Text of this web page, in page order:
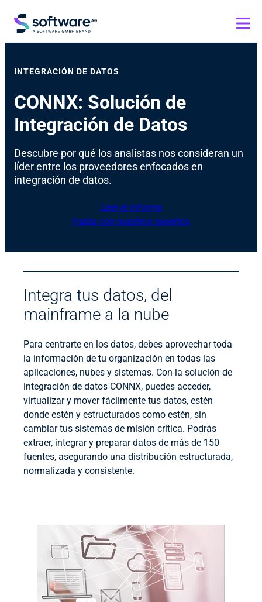
INTEGRACIÓN DE DATOS
CONNX: Solución de
Integración de Datos
Descubre por qué los analistas nos consideran un
líder entre los proveedores enfocados en
integración de datos.
Leer el informe
Habla con nuestros expertos
Integra tus datos, del
mainframe a la nube
Para centrarte en los datos, debes aprovechar toda
la información de tu organización en todas las
aplicaciones, nubes y sistemas. Con la solución de
integración de datos CONNX, puedes acceder,
virtualizar y mover fácilmente tus datos, estén
donde estén y estructurados como estén, sin
cambiar tus sistemas de misión crítica. Podrás
extraer, integrar y preparar datos de más de 150
fuentes, asegurando una distribución estructurada,
normalizada y consistente.